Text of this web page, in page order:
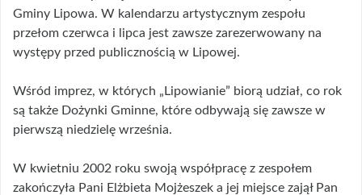
Gminy Lipowa. W kalendarzu artystycznym zespołu
przełom czerwca i lipca jest zawsze zarezerwowany na
występy przed publicznością w Lipowej.
Wśród imprez, w których „Lipowianie” biorą udział, co rok
są także Dożynki Gminne, które odbywają się zawsze w
pierwszą niedzielę września.
W kwietniu 2002 roku swoją współpracę z zespołem
zakończyła Pani Elżbieta Mojżeszek a jej miejsce zajął Pan